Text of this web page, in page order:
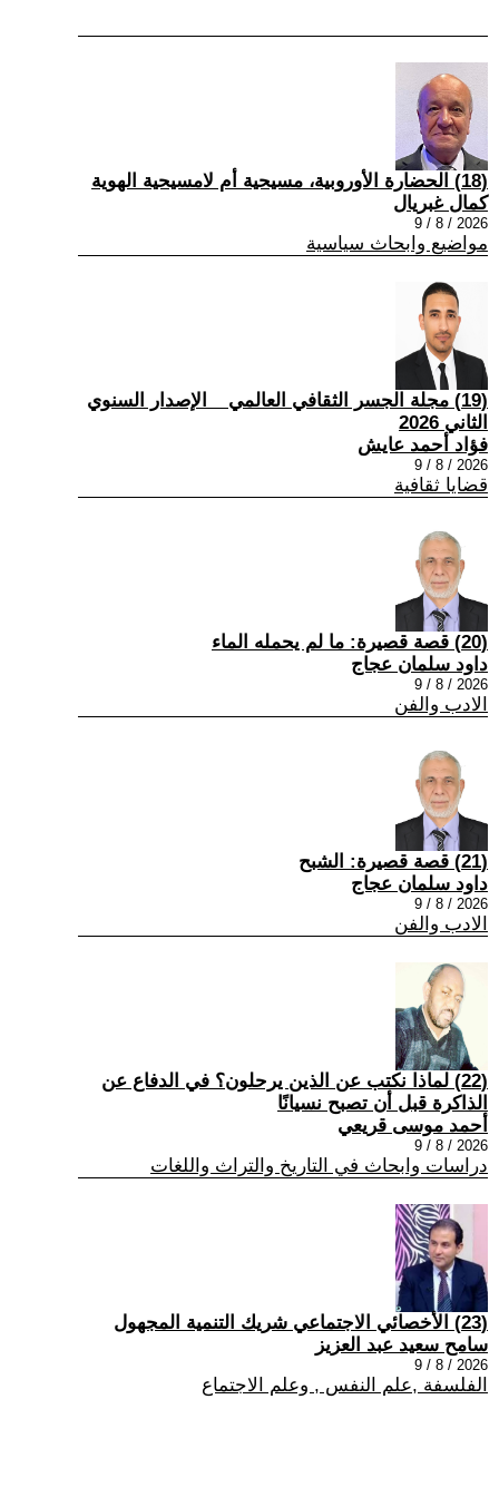
(18) الحضارة الأوروبية، مسيحية أم لامسيحية الهوية
كمال غبريال
2026 / 8 / 9
مواضيع وابحاث سياسية
(19) مجلة الجسر الثقافي العالمي _ الإصدار السنوي
الثاني 2026
فؤاد أحمد عايش
2026 / 8 / 9
قضايا ثقافية
(20) قصة قصيرة: ما لم يحمله الماء
داود سلمان عجاج
2026 / 8 / 9
الادب والفن
(21) قصة قصيرة: الشبح
داود سلمان عجاج
2026 / 8 / 9
الادب والفن
(22) لماذا نكتب عن الذين يرحلون؟ في الدفاع عن
الذاكرة قبل أن تصبح نسيانًا
أحمد موسى قريعي
2026 / 8 / 9
دراسات وابحاث في التاريخ والتراث واللغات
(23) الأخصائي الاجتماعي شريك التنمية المجهول
سامح سعيد عبد العزيز
2026 / 8 / 9
الفلسفة ,علم النفس , وعلم الاجتماع